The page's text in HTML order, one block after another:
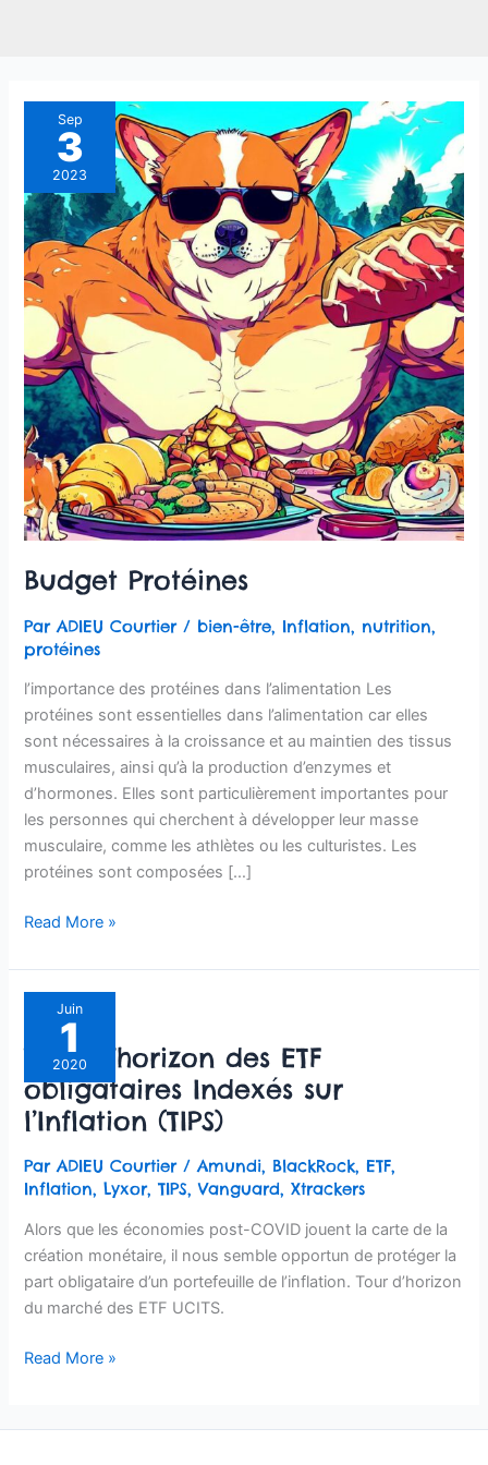
Sep
3
2023
Budget Protéines
ParADIEU Courtier/ bien-être, Inflation, nutrition,
protéines
l’importance des protéines dans l’alimentation Les
protéines sont essentielles dans l’alimentation car elles
sont nécessaires à la croissance et au maintien des tissus
musculaires, ainsi qu’à la production d’enzymes et
d’hormones. Elles sont particulièrement importantes pour
les personnes qui cherchent à développer leur masse
musculaire, comme les athlètes ou les culturistes. Les
protéines sont composées […]
Budget
Protéines
Read More »
Juin
1
2020
Tour d’horizon des ETF
obligataires Indexés sur
l’Inflation (TIPS)
ParADIEU Courtier/Amundi, BlackRock,ETF,
Inflation,Lyxor,TIPS,Vanguard,Xtrackers
Alors que les économies post-COVID jouent la carte de la
création monétaire, il nous semble opportun de protéger la
part obligataire d’un portefeuille de l’inflation. Tour d’horizon
du marché des ETF UCITS.
d’horizon
des
ETF
obligataires
Indexés
sur
l’Inflation
Read More »